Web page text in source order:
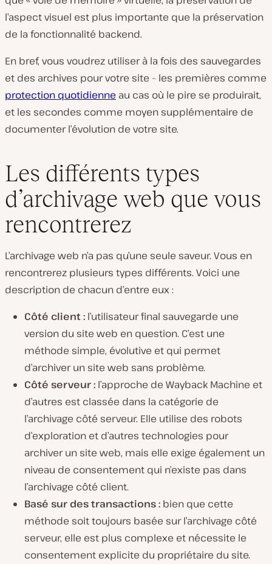
l’aspect visuel est plus importante que la préservation
de la fonctionnalité backend.
En bref, vous voudrez utiliser à la fois des sauvegardes
et des archives pour votre site – les premières comme
protection quotidienne au cas où le pire se produirait,
et les secondes comme moyen supplémentaire de
documenter l’évolution de votre site.
Les différents types
d’archivage web que vous
rencontrerez
L’archivage web n’a pas qu’une seule saveur. Vous en
rencontrerez plusieurs types différents. Voici une
description de chacun d’entre eux :
Côté client : l’utilisateur final sauvegarde une
version du site web en question. C’est une
méthode simple, évolutive et qui permet
d’archiver un site web sans problème.
Côté serveur : l’approche de Wayback Machine et
d’autres est classée dans la catégorie de
l’archivage côté serveur. Elle utilise des robots
d’exploration et d’autres technologies pour
archiver un site web, mais elle exige également un
niveau de consentement qui n’existe pas dans
l’archivage côté client.
Basé sur des transactions : bien que cette
méthode soit toujours basée sur l’archivage côté
serveur, elle est plus complexe et nécessite le
consentement explicite du propriétaire du site.